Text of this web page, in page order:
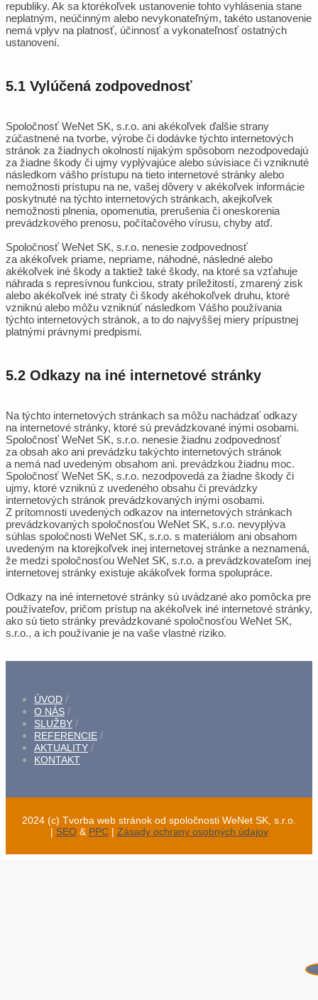
republiky. Ak sa ktorékoľvek ustanovenie tohto vyhlásenia stane
neplatným, neúčinným alebo nevykonateľným, takéto ustanovenie
nemá vplyv na platnosť, účinnosť a vykonateľnosť ostatných
ustanovení.
5.1 Vylúčená zodpovednosť
Spoločnosť WeNet SK, s.r.o. ani akékoľvek ďalšie strany
zúčastnené na tvorbe, výrobe či dodávke týchto internetových
stránok za žiadnych okolností nijakým spôsobom nezodpovedajú
za žiadne škody či ujmy vyplývajúce alebo súvisiace či vzniknuté
následkom vášho prístupu na tieto internetové stránky alebo
nemožnosti prístupu na ne, vašej dôvery v akékoľvek informácie
poskytnuté na týchto internetových stránkach, akejkoľvek
nemožnosti plnenia, opomenutia, prerušenia či oneskorenia
prevádzkového prenosu, počítačového vírusu, chyby atď.
Spoločnosť WeNet SK, s.r.o. nenesie zodpovednosť
za akékoľvek priame, nepriame, náhodné, následné alebo
akékoľvek iné škody a taktiež také škody, na ktoré sa vzťahuje
náhrada s represívnou funkciou, straty príležitostí, zmarený zisk
alebo akékoľvek iné straty či škody akéhokoľvek druhu, ktoré
vzniknú alebo môžu vzniknúť následkom Vášho používania
týchto internetových stránok, a to do najvyššej miery prípustnej
platnými právnymi predpismi.
5.2 Odkazy na iné internetové stránky
Na týchto internetových stránkach sa môžu nachádzať odkazy
na internetové stránky, ktoré sú prevádzkované inými osobami.
Spoločnosť WeNet SK, s.r.o. nenesie žiadnu zodpovednosť
za obsah ako ani prevádzku takýchto internetových stránok
a nemá nad uvedeným obsahom ani. prevádzkou žiadnu moc.
Spoločnosť WeNet SK, s.r.o. nezodpovedá za žiadne škody či
ujmy, ktoré vzniknú z uvedeného obsahu či prevádzky
internetových stránok prevádzkovaných inými osobami.
Z prítomnosti uvedených odkazov na internetových stránkach
prevádzkovaných spoločnosťou WeNet SK, s.r.o. nevyplýva
súhlas spoločnosti WeNet SK, s.r.o. s materiálom ani obsahom
uvedeným na ktorejkoľvek inej internetovej stránke a neznamená,
že medzi spoločnosťou WeNet SK, s.r.o. a prevádzkovateľom inej
internetovej stránky existuje akákoľvek forma spolupráce.
Odkazy na iné internetové stránky sú uvádzané ako pomôcka pre
používateľov, pričom prístup na akékoľvek iné internetové stránky,
ako sú tieto stránky prevádzkované spoločnosťou WeNet SK,
s.r.o., a ich používanie je na vaše vlastné riziko.
ÚVOD
O NÁS
SLUŽBY
REFERENCIE
AKTUALITY
KONTAKT
2024 (c) Tvorba web stránok od spoločnosti WeNet SK, s.r.o.
| SEO& PPC| Zásady ochrany osobných údajov